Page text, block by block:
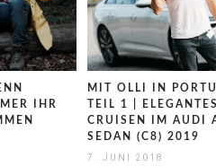
IHR
MIT OLLI IN
TEIL 1 | ELEGANTES
CRUISEN IM AUDI
SEDAN (C8) 2019
7. JUNI 2018